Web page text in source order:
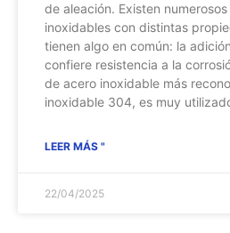
de aleación. Existen
inoxidables con distintas
tienen algo en común: la
confiere resistencia a la
de acero inoxidable más
inoxidable 304, es muy
LEER MÁS "
22/04/2025